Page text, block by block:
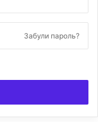
Забули пароль?